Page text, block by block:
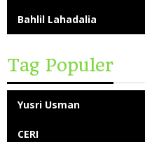
Bahlil Lahadalia
Tag Populer
Yusri Usman
CERI